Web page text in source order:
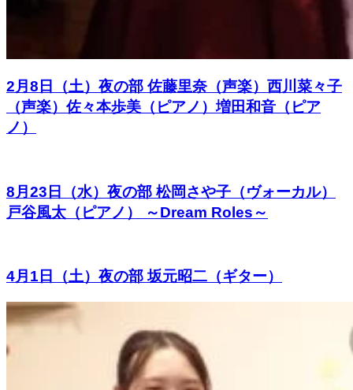
2月8日（土）夜の部 佐藤里奈（声楽）西川菜々子
（声楽）佐々本歩美（ピアノ）増田和音（ピア
ノ）
8月23日（水）夜の部 松岡さや子（ヴォーカル）
戸谷風太（ピアノ） ～Dream Roles～
4月1日（土）夜の部 坂元昭二（ギター）